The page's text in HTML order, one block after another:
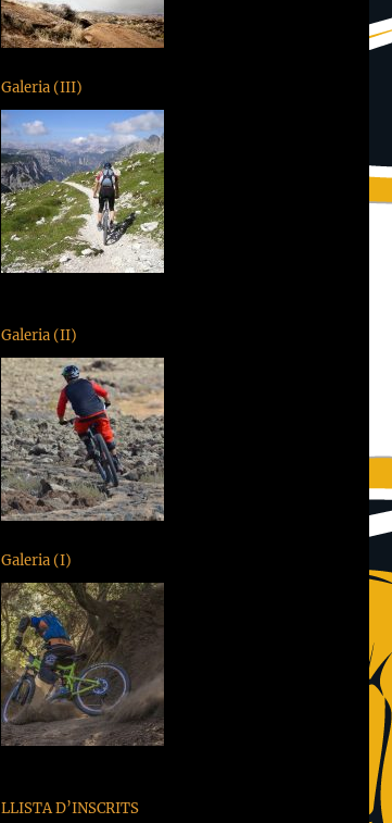
Galeria (III)
Galeria (II)
Galeria (I)
LLISTA D’INSCRITS